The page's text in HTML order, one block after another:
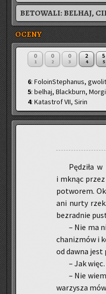
BETOWALI:BELHAJ,
OCENY
0
1
0
2
0
3
2
4
5
5
6: FoloinStephanus,
5: belhaj, Blackburn,
4: Katastrof VII, Sirin
Pę­dzi­ła
i mknąc
po­two­rem.
ani nurty
bez­rad­nie
– Nie ma
cha­ni­zmów i
od dawna jest
– Jak
– Nie
wa­rzy­sza